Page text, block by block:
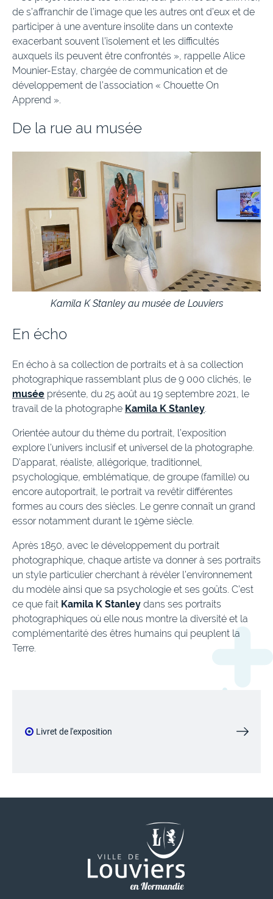
de s’affranchir de l’image que les autres ont d’eux et de
participer à une aventure insolite dans un contexte
exacerbant souvent l’isolement et les difficultés
auxquels ils peuvent être confrontés », rappelle Alice
Mounier-Estay, chargée de communication et de
développement de l’association « Chouette On
Apprend ».
De la rue au musée
Kamila K Stanley au musée de Louviers
En écho
En écho à sa collection de portraits et à sa collection
photographique rassemblant plus de 9 000 clichés, le
musée présente, du 25 août au 19 septembre 2021, le
travail de la photographe Kamila K Stanley.
Orientée autour du thème du portrait, l’exposition
explore l’univers inclusif et universel de la photographe.
D’apparat, réaliste, allégorique, traditionnel,
psychologique, emblématique, de groupe (famille) ou
encore autoportrait, le portrait va revêtir différentes
formes au cours des siècles. Le genre connaît un grand
essor notamment durant le 19ème siècle.
Après 1850, avec le développement du portrait
photographique, chaque artiste va donner à ses portraits
un style particulier cherchant à révéler l’environnement
du modèle ainsi que sa psychologie et ses goûts. C’est
ce que fait Kamila K Stanley dans ses portraits
photographiques où elle nous montre la diversité et la
complémentarité des êtres humains qui peuplent la
Terre.
Livret de l'exposition